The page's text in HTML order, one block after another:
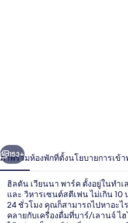
ค
า
ถัดไป
153+
ภาพรวมห้องพักที่ตั้งนโยบายการเข้า
ฮิลตัน เวียนนา พาร์ค ตั้งอยู่ในทำเ
และ วิหารเซนต์สตีเฟน ไม่เกิน 10
24 ชั่วโมง คุณก็สามารถไปหาอะ
คลายกับเครื่องดื่มที่บาร์/เลานจ์ ไ